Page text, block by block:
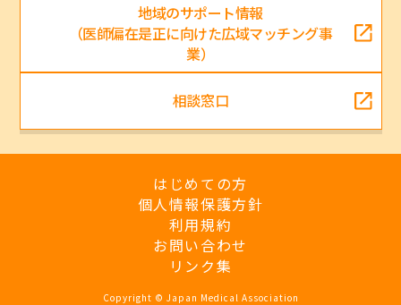
地域のサポート情報
（医師偏在是正に向けた広域マッチング事
業）
相談窓口
はじめての方
個人情報保護方針
利用規約
お問い合わせ
リンク集
Copyright © Japan Medical Association